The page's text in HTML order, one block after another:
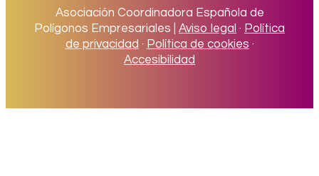
Asociación Coordinadora Española de
Polígonos Empresariales | Aviso legal · Política
de privacidad · Política de cookies ·
Accesibilidad